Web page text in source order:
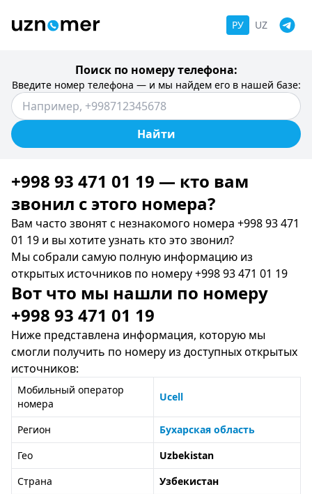
РУ UZ
Поиск по номеру телефона:
Введите номер телефона — и мы найдем его в нашей базе:
Найти
+998 93 471 01 19 — кто вам
звонил c этого номера?
Вам часто звонят с незнакомого номера +998 93 471
01 19 и вы хотите узнать кто это звонил?
Мы собрали самую полную информацию из
открытых источников по номеру +998 93 471 01 19
Вот что мы нашли по номеру
+998 93 471 01 19
Ниже представлена информация, которую мы
смогли получить по номеру из доступных открытых
источников:
Мобильный оператор
номера
Ucell
Регион
Бухарская область
Гео
Uzbekistan
Страна
Узбекистан